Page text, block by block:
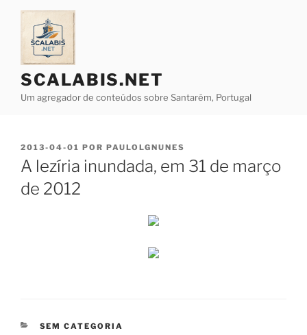
Saltar
conteúdo
SCALABIS.NET
Um agregador de conteúdos sobre Santarém, Portugal
PUBLICADO
EM
2013-04-01 POR PAULOLGNUNES
A lezíria inundada, em 31 de março
de 2012
CATEGORIAS
SEM CATEGORIA